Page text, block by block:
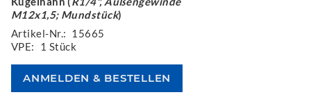
M12x1,5; Mundstück)
Artikel-Nr.: 15665
VPE:
1 Stück